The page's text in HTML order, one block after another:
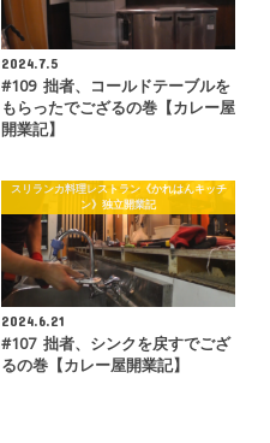
2024.7.5
#109 拙者、コールドテーブルを
もらったでござるの巻【カレー屋
開業記】
スリランカ料理レストラン《かれはんキッチ
ン》独立開業記
2024.6.21
#107 拙者、シンクを戻すでござ
るの巻【カレー屋開業記】